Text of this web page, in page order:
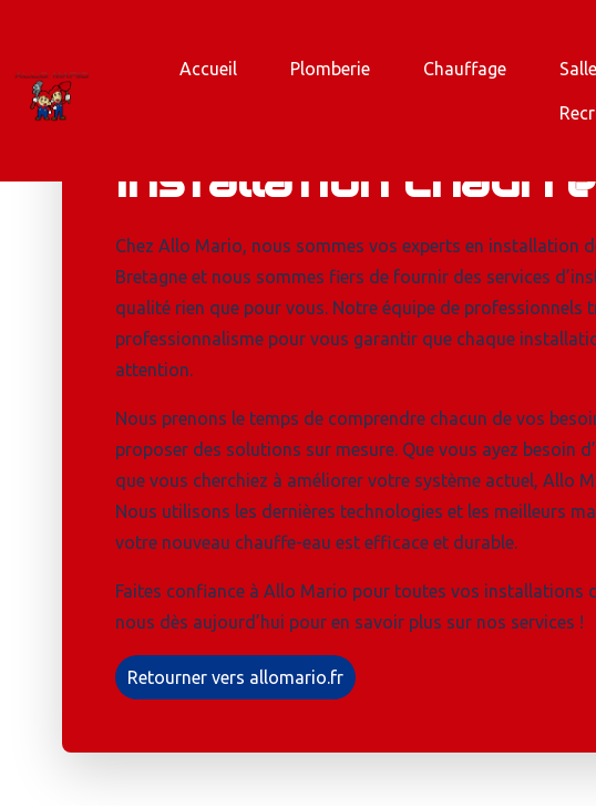
Accueil Plomberie Chauffage
Nos prestations en
Installation
Chez Allo Mario, nous sommes vos experts en installation
Bretagne et nous sommes fiers de fournir des services
qualité rien que pour vous. Notre équipe de professionnels
professionnalisme pour vous garantir que chaque
attention.
Nous prenons le temps de comprendre chacun de vos
proposer des solutions sur mesure. Que vous ayez besoin
que vous cherchiez à améliorer votre système actuel, Allo
Nous utilisons les dernières technologies et les meilleurs
votre nouveau chauffe-eau est efficace et durable.
Faites confiance à Allo Mario pour toutes vos installations
nous dès aujourd’hui pour en savoir plus sur nos services !
Retourner vers allomario.fr